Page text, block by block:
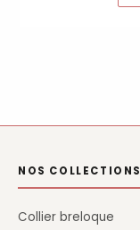
NOS COLLECTIONS
Collier breloque